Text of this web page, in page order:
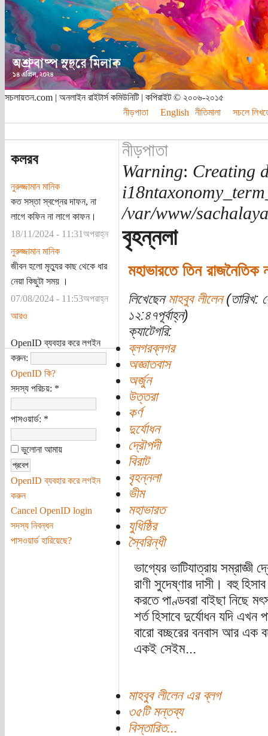
সচলায়তন.com | অনলাইন রাইটার্স কমিউনিটি | কপিরাইট © ২০০৬-২০১৫
নীড়পাতা
English নীতিমালা সচলে
কলরব
নুরুজ্জামান মানিক
কত সস্তা স্বপ্নের দাফন, না
লাগে কফিন না লাগে কাফন।
18/11/2024 - 11:31অপরাহ্ন
নুরুজ্জামান মানিক
জীবন হলো মৃত্যুর কাছ থেকে ধার
নেয়া কিছুটা সময় ।
07/08/2024 - 11:53অপরাহ্ন
আরও
OpenID ব্যবহার করে লগইন
করুন:
OpenID কি?
সদস্য পরিচয়: *
পাসওয়ার্ড: *
ভুলোনা আমায়
OpenID ব্যবহার করে লগইন
করুন
Cancel OpenID login
সদস্য নিবন্ধন
পাসওয়ার্ড হারিয়েছে?
নীড়পাতা
Warning: Creating
/var/www/
বৃহন্নলা
মহাভারতে তিন
লিখেছেন মাহবুব লীলেন(তারিখ:
১২:৪৭পূর্বাহ্ন)
ক্যাটেগরি:
ব্লগরব্লগর
অজ্ঞাতবাস
অর্জুন
উত্তরা
কর্ণ
দুর্যোধন
দ্রৌপদী
বিরাট
বৃহন্নলা
ভীম
মহাভারত
যুধিষ্ঠির
স্বৈরিন্ধী
ভাগ্যের ভাটিযাত্রায় সম্রাজ্ঞী
রাণী সুদেষ্ণার দাসী। বহু
করতে পাণ্ডবরা বাইছা নিছে
শর্ত হিসাবে দুর্যোধন যদি
বারো বচ্ছরের বনবাস আর এক
একই সেইম...
মাহবুব লীলেন এর ব্লগ
৩৫টি মন্তব্য
বিস্তারিত...